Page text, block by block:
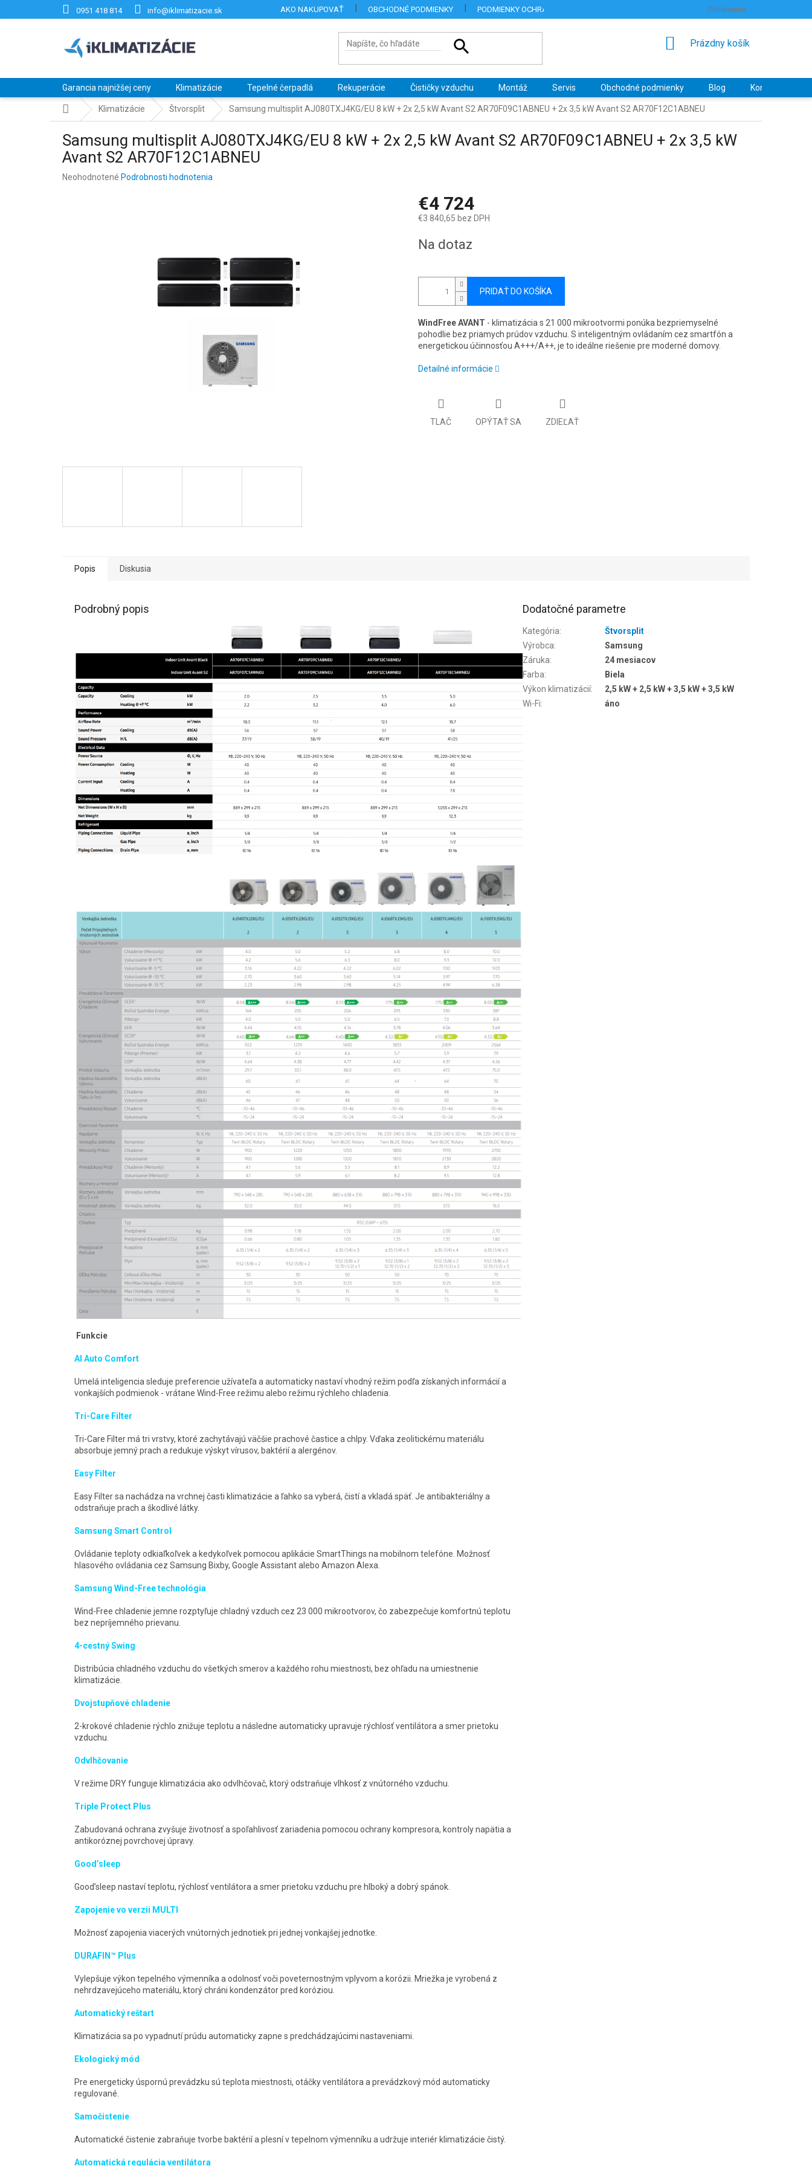
0951 418 814 info@iklimatizacie.sk AKO NAKUPOVAŤ OBCHODNÉ PODMIENKY PODMIENKY OCHRANY OSOBNÝCH ÚDAJOV HODNOTENIE OBCHODU
Prihlásenie
NÁKUPNÝ
Prázdny košík
Garancia najnižšej ceny Klimatizácie Tepelné čerpadlá Rekuperácie Čističky vzduchu Montáž Servis Obchodné podmienky Blog Kontakty
DomovKlimatizácie Štvorsplit Samsung multisplit AJ080TXJ4KG/EU 8 kW + 2x 2,5 kW Avant S2 AR70F09C1ABNEU + 2x 3,5 kW Avant S2 AR70F12C1ABNEU
Samsung multisplit AJ080TXJ4KG/EU 8 kW + 2x 2,5 kW Avant S2 AR70F09C1ABNEU + 2x 3,5 kW
Avant S2 AR70F12C1ABNEU
Priemerné
Neohodnotené Podrobnosti hodnotenia
€4 724
€3 840,65 bez DPH
cena:
Na dotaz
PRIDAŤ DO KOŠÍKA
WindFree AVANT - klimatizácia s 21 000 mikrootvormi ponúka bezpriemyselné
pohodlie bez priamych prúdov vzduchu. S inteligentným ovládaním cez smartfón a
energetickou účinnosťou A+++/A++, je to ideálne riešenie pre moderné domovy.
Detailné informácie
TLAČ OPÝTAŤ SA ZDIEĽAŤ
Popis Diskusia
Podrobný popis
Funkcie
AI Auto Comfort
Umelá inteligencia sleduje preferencie užívateľa a automaticky nastaví vhodný režim podľa získaných informácií a
vonkajších podmienok - vrátane Wind-Free režimu alebo režimu rýchleho chladenia.
Tri-Care Filter
Tri-Care Filter má tri vrstvy, ktoré zachytávajú väčšie prachové častice a chlpy. Vďaka zeolitickému materiálu
absorbuje jemný prach a redukuje výskyt vírusov, baktérií a alergénov.
Easy Filter
Easy Filter sa nachádza na vrchnej časti klimatizácie a ľahko sa vyberá, čistí a vkladá späť. Je antibakteriálny a
odstraňuje prach a škodlivé látky.
Samsung Smart Control
Ovládanie teploty odkiaľkoľvek a kedykoľvek pomocou aplikácie SmartThings na mobilnom telefóne. Možnosť
hlasového ovládania cez Samsung Bixby, Google Assistant alebo Amazon Alexa.
Samsung Wind-Free technológia
Wind-Free chladenie jemne rozptyľuje chladný vzduch cez 23 000 mikrootvorov, čo zabezpečuje komfortnú teplotu
bez nepríjemného prievanu.
4-cestný Swing
Distribúcia chladného vzduchu do všetkých smerov a každého rohu miestnosti, bez ohľadu na umiestnenie
klimatizácie.
Dvojstupňové chladenie
2-krokové chladenie rýchlo znižuje teplotu a následne automaticky upravuje rýchlosť ventilátora a smer prietoku
vzduchu.
Odvlhčovanie
V režime DRY funguje klimatizácia ako odvlhčovač, ktorý odstraňuje vlhkosť z vnútorného vzduchu.
Triple Protect Plus
Zabudovaná ochrana zvyšuje životnosť a spoľahlivosť zariadenia pomocou ochrany kompresora, kontroly napätia a
antikoróznej povrchovej úpravy.
Good’sleep
Good’sleep nastaví teplotu, rýchlosť ventilátora a smer prietoku vzduchu pre hlboký a dobrý spánok.
Zapojenie vo verzii MULTI
Možnosť zapojenia viacerých vnútorných jednotiek pri jednej vonkajšej jednotke.
DURAFIN™ Plus
Vylepšuje výkon tepelného výmenníka a odolnosť voči poveternostným vplyvom a korózii. Mriežka je vyrobená z
nehrdzavejúceho materiálu, ktorý chráni kondenzátor pred koróziou.
Automatický reštart
Klimatizácia sa po vypadnutí prúdu automaticky zapne s predchádzajúcimi nastaveniami.
Ekologický mód
Pre energeticky úspornú prevádzku sú teplota miestnosti, otáčky ventilátora a prevádzkový mód automaticky
regulované.
Samočistenie
Automatické čistenie zabraňuje tvorbe baktérií a plesní v tepelnom výmenníku a udržuje interiér klimatizácie čistý.
Automatická regulácia ventilátora
Dodatočné parametre
Kategória:
Štvorsplit
Výrobca:
Samsung
Záruka:
24 mesiacov
Farba:
Biela
Výkon klimatizácií:
2,5 kW + 2,5 kW + 3,5 kW + 3,5 kW
Wi-Fi: áno